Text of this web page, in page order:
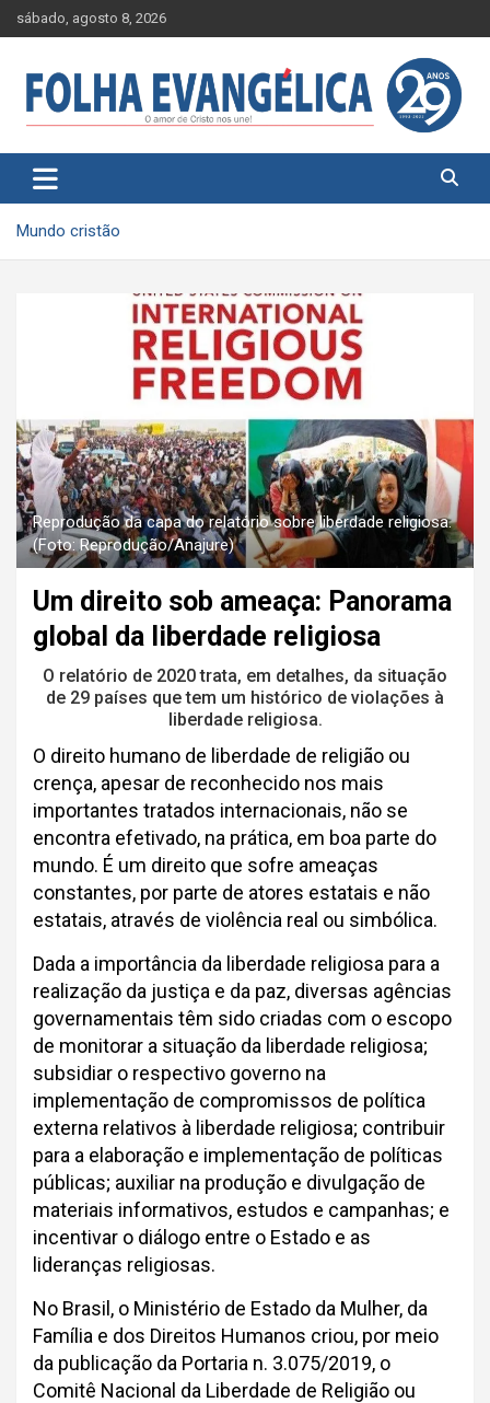
Skip
to
sábado, agosto 8, 2026
Mundo cristão
Reprodução da capa do relatório sobre liberdade religiosa.
(Foto: Reprodução/Anajure)
Um direito sob ameaça: Panorama
global da liberdade religiosa
O relatório de 2020 trata, em detalhes, da situação
de 29 países que tem um histórico de violações à
liberdade religiosa.
O direito humano de liberdade de religião ou
crença, apesar de reconhecido nos mais
importantes tratados internacionais, não se
encontra efetivado, na prática, em boa parte do
mundo. É um direito que sofre ameaças
constantes, por parte de atores estatais e não
estatais, através de violência real ou simbólica.
Dada a importância da liberdade religiosa para a
realização da justiça e da paz, diversas agências
governamentais têm sido criadas com o escopo
de monitorar a situação da liberdade religiosa;
subsidiar o respectivo governo na
implementação de compromissos de política
externa relativos à liberdade religiosa; contribuir
para a elaboração e implementação de políticas
públicas; auxiliar na produção e divulgação de
materiais informativos, estudos e campanhas; e
incentivar o diálogo entre o Estado e as
lideranças religiosas.
No Brasil, o Ministério de Estado da Mulher, da
Família e dos Direitos Humanos criou, por meio
da publicação da Portaria n. 3.075/2019, o
Comitê Nacional da Liberdade de Religião ou